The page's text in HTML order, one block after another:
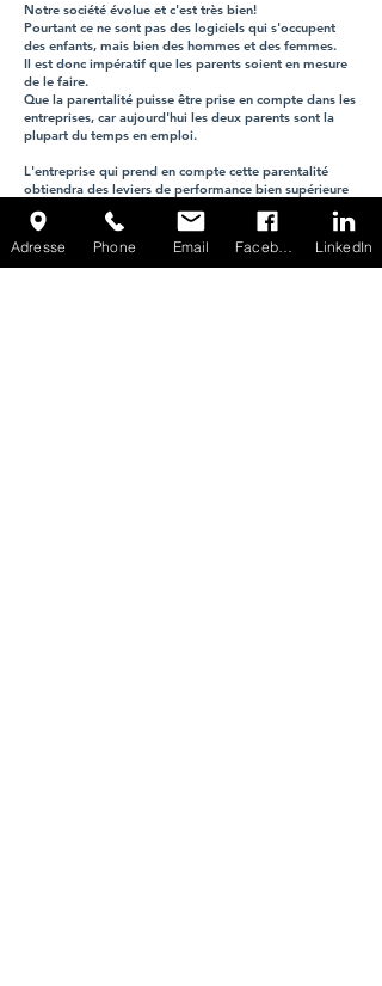
Notre société évolue et c'est très bien!
Pourtant ce ne sont pas des logiciels qui s'occupent
des enfants, mais bien des hommes et des femmes.
Il est donc impératif que les parents soient en mesure
de le faire.
Que la parentalité puisse être prise en compte dans les
entreprises, car aujourd'hui les deux parents sont la
plupart du temps en emploi.
L'entreprise qui prend en compte cette parentalité
obtiendra des leviers de performance bien supérieure
de leurs salariés- parents.
Plus d'adhésion, moins d'absentéisme, une ambiance
de travail sereine etc....
Adresse Phone Email LinkedIn